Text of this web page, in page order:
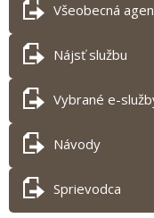
Všeobecná
Nájsť službu
Vybrané e-
Návody
Sprievodca